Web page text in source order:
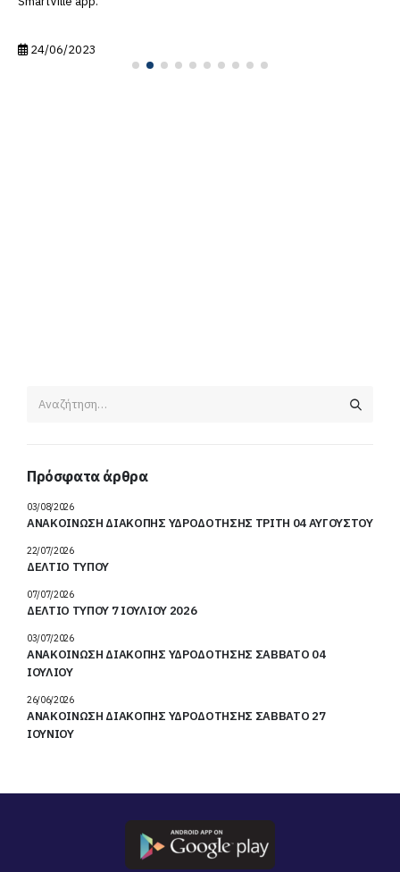
24/06/2023
Πρόσφατα άρθρα
ΑΝΑΚΟΙΝΩΣΗ ΔΙΑΚΟΠΗΣ ΥΔΡΟΔΟΤΗΣΗΣ ΤΡΙΤΗ 04 ΑΥΓΟΥΣΤΟΥ
03/08/2026
ΔΕΛΤΙΟ ΤΥΠΟΥ
22/07/2026
ΔΕΛΤΙΟ ΤΥΠΟΥ 7 ΙΟΥΛΙΟΥ 2026
07/07/2026
ΑΝΑΚΟΙΝΩΣΗ ΔΙΑΚΟΠΗΣ ΥΔΡΟΔΟΤΗΣΗΣ ΣΑΒΒΑΤΟ 04
ΙΟΥΛΙΟΥ
03/07/2026
ΑΝΑΚΟΙΝΩΣΗ ΔΙΑΚΟΠΗΣ ΥΔΡΟΔΟΤΗΣΗΣ ΣΑΒΒΑΤΟ 27
ΙΟΥΝΙΟΥ
26/06/2026